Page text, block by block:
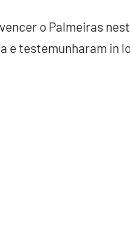
o Palmeiras
e testemunharam in